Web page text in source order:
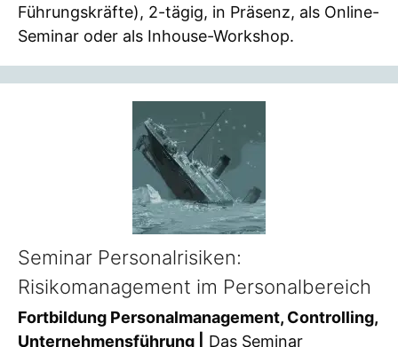
Führungskräfte), 2-tägig, in Präsenz, als Online-
Seminar oder als Inhouse-Workshop.
Seminar Personalrisiken:
Risikomanagement im Personalbereich
Fortbildung Personalmanagement, Controlling,
Unternehmensführung |
Das Seminar